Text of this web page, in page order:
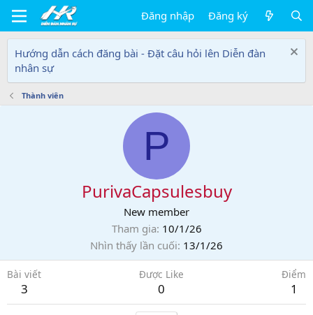
Đăng nhập Đăng ký
Hướng dẫn cách đăng bài - Đặt câu hỏi lên Diễn đàn
nhân sự
Thành viên
P
PurivaCapsulesbuy
New member
Tham gia 10/1/26
Nhìn thấy lần cuối 13/1/26
Bài viết
3
Được Like
0
Điểm
1